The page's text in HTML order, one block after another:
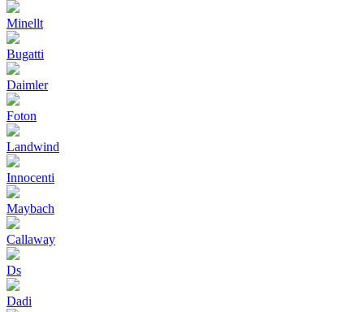
Minellt
Bugatti
Daimler
Foton
Landwind
Innocenti
Maybach
Callaway
Ds
Dadi